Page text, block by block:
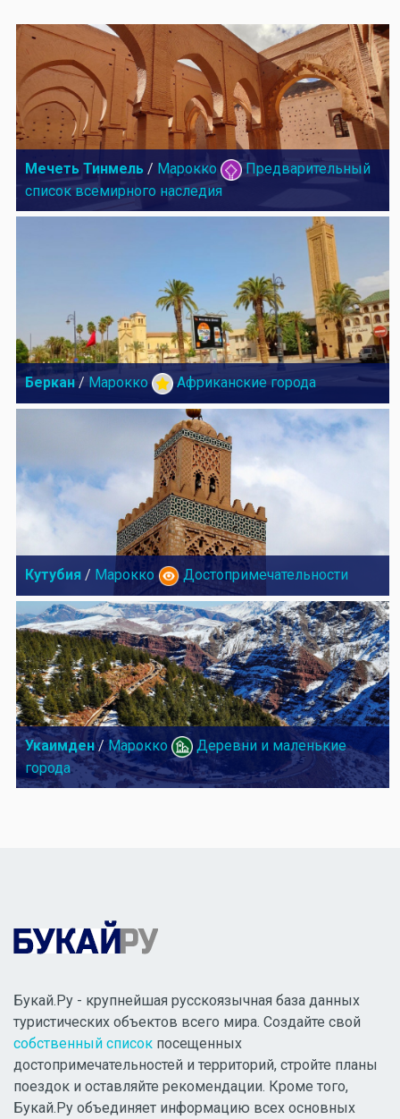
Мечеть Тинмель / Марокко
Предварительный
список всемирного наследия
Беркан / Марокко Африканские города
Кутубия / Марокко Достопримечательности
Укаимден/ Марокко
Деревни и маленькие
города
Букай.Ру - крупнейшая русскоязычная база данных
туристических объектов всего мира. Создайте свой
собственный список посещенных
достопримечательностей и территорий, стройте планы
поездок и оставляйте рекомендации. Кроме того,
Букай.Ру объединяет информацию всех основных